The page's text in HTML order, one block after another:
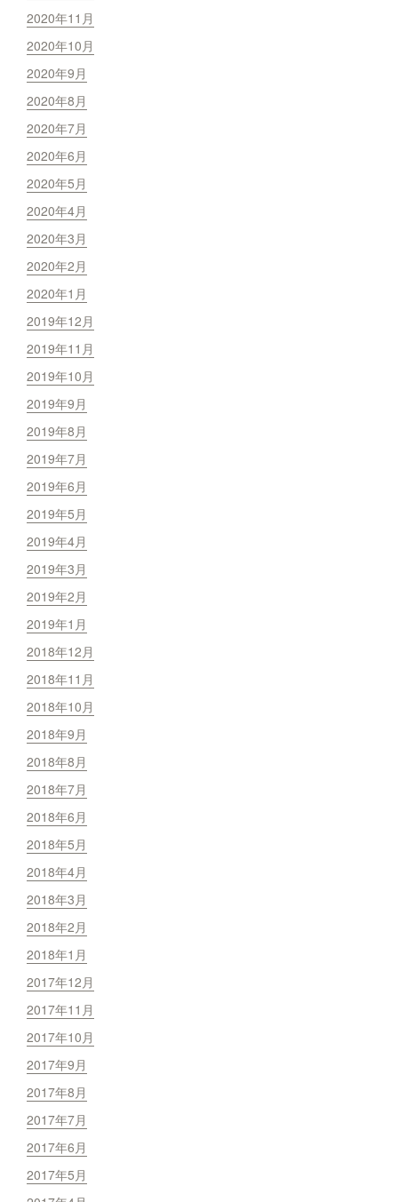
2020年11月
2020年10月
2020年9月
2020年8月
2020年7月
2020年6月
2020年5月
2020年4月
2020年3月
2020年2月
2020年1月
2019年12月
2019年11月
2019年10月
2019年9月
2019年8月
2019年7月
2019年6月
2019年5月
2019年4月
2019年3月
2019年2月
2019年1月
2018年12月
2018年11月
2018年10月
2018年9月
2018年8月
2018年7月
2018年6月
2018年5月
2018年4月
2018年3月
2018年2月
2018年1月
2017年12月
2017年11月
2017年10月
2017年9月
2017年8月
2017年7月
2017年6月
2017年5月